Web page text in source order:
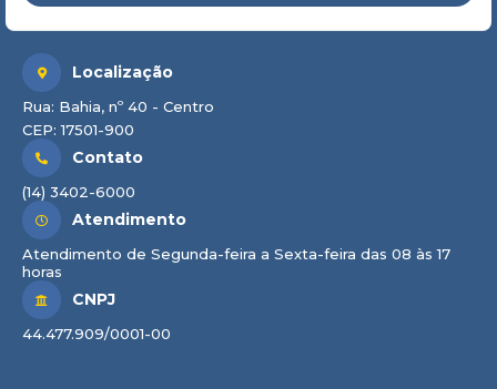
Localização
Rua: Bahia, nº 40 - Centro
CEP: 17501-900
Contato
(14) 3402-6000
Atendimento
Atendimento de Segunda-feira a Sexta-feira das 08 às 17
horas
CNPJ
44.477.909/0001-00